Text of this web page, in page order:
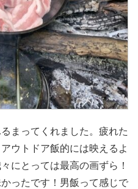
まってくれました。疲れた
ウトドア飯的には映えるよ
にとっては最高の画ずら！
ったです！男飯って感じで